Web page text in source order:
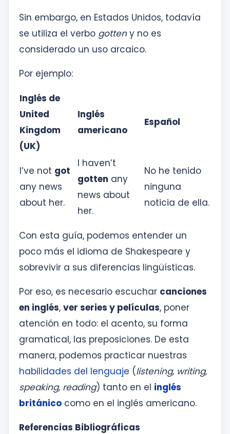
Sin embargo, en Estados Unidos, todavía
se utiliza el verbo gotteny no es
considerado un uso arcaico.
Por ejemplo:
Inglés de
United
Kingdom
(UK)
Inglés
americano
Español
I’ve not got
any news
about her.
I haven’t
gotten any
news about
her.
No he tenido
ninguna
noticia de ella.
Con esta guía, podemos entender un
poco más el idioma de Shakespeare y
sobrevivir a sus diferencias lingüísticas.
Por eso, es necesario escuchar canciones
en inglés, ver series y películas, poner
atención en todo: el acento, su forma
gramatical, las preposiciones. De esta
manera, podemos practicar nuestras
habilidades del lenguaje (listening, writing,
speaking, reading) tanto en el inglés
británico como en el inglés americano.
Referencias Bibliográficas